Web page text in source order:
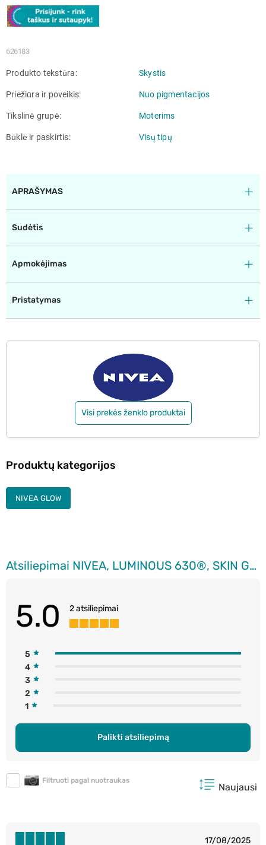
626183
Produkto tekstūra Skystis
Priežiūra ir poveikis Nuo pigmentacijos
Tikslinė grupė Moterims
Būklė ir paskirtis Visų tipų
APRAŠYMAS
Sudėtis
Apmokėjimas
Pristatymas
Visi prekės ženklo produktai
Atsiliepimai NIVEA, LUMINOUS 630®, SKIN GLOW, švytėjimą skatinantis serumas, 15 ml.
5.0 2 atsiliepimai
5
4
3
2
1
Palikti atsiliepimą
Filtruoti pagal nuotraukas
Naujausi
17/08/2025
Produktų kategorijos
NIVEA GLOW